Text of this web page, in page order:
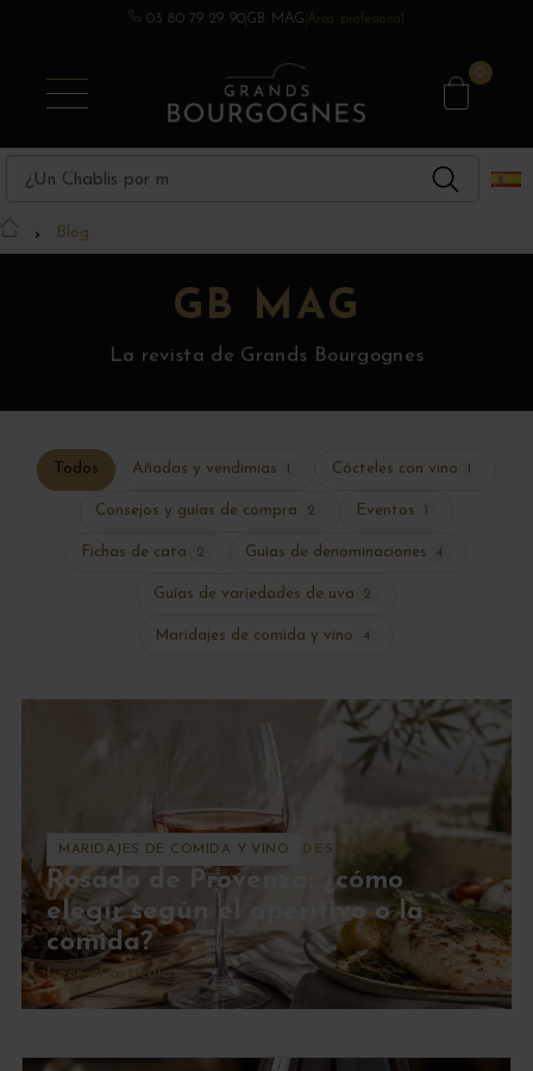
03 80 79 29 90GB MAG Área profesional
0
Blog
GB MAG
La revista de Grands Bourgognes
Todos Añadas y vendimias Cócteles con vino
Consejos y guías de compra 2 Eventos 1
Fichas de cata 2 Guías de denominaciones 4
Guías de variedades de uva 2
Maridajes de comida y vino 4
MARIDAJES DE COMIDA Y VINO DESTACADO
Rosado de Provenza: ¿cómo
elegir según el aperitivo o la
comida?
Leer el artículo